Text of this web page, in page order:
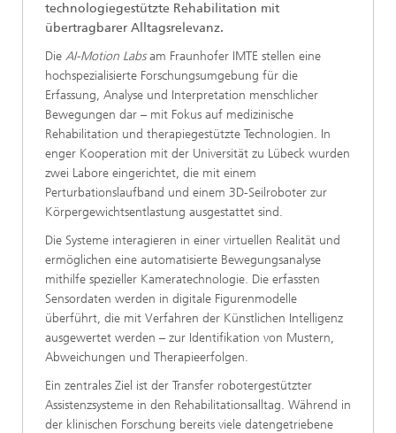
technologiegestützte Rehabilitation mit
übertragbarer Alltagsrelevanz.
Die AI-Motion Labsam Fraunhofer IMTE stellen eine
hochspezialisierte Forschungsumgebung für die
Erfassung, Analyse und Interpretation menschlicher
Bewegungen dar – mit Fokus auf medizinische
Rehabilitation und therapiegestützte Technologien. In
enger Kooperation mit der Universität zu Lübeck wurden
zwei Labore eingerichtet, die mit einem
Perturbationslaufband und einem 3D-Seilroboter zur
Körpergewichtsentlastung ausgestattet sind.
Die Systeme interagieren in einer virtuellen Realität und
ermöglichen eine automatisierte Bewegungsanalyse
mithilfe spezieller Kameratechnologie. Die erfassten
Sensordaten werden in digitale Figurenmodelle
überführt, die mit Verfahren der Künstlichen Intelligenz
ausgewertet werden – zur Identifikation von Mustern,
Abweichungen und Therapieerfolgen.
Ein zentrales Ziel ist der Transfer robotergestützter
Assistenzsysteme in den Rehabilitationsalltag. Während in
der klinischen Forschung bereits viele datengetriebene